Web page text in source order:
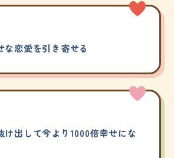
な恋愛を引き寄せる
け出して今より1000倍幸せにな